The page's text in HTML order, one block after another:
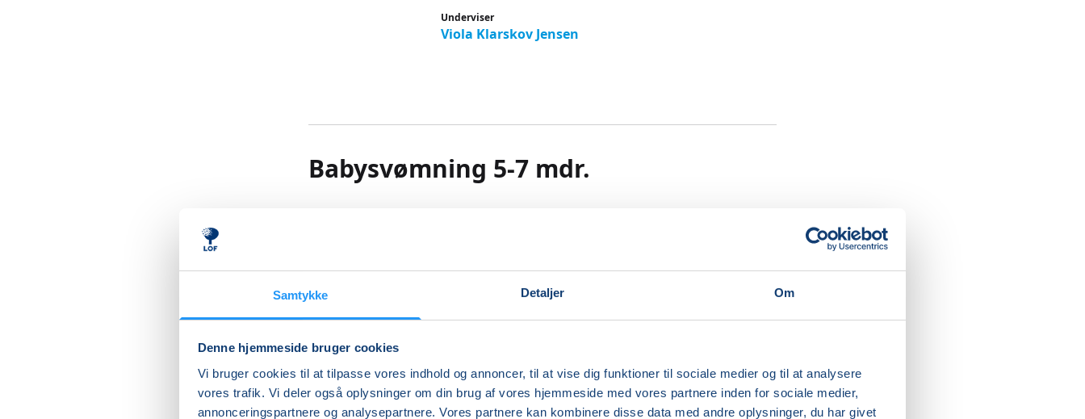
Samtykke Detaljer Om
Denne hjemmeside bruger cookies
Vi bruger cookies til at tilpasse vores indhold og annoncer, til at vise dig funktioner til sociale medier og til at analysere
vores trafik. Vi deler også oplysninger om din brug af vores hjemmeside med vores partnere inden for sociale medier,
annonceringspartnere og analysepartnere. Vores partnere kan kombinere disse data med andre oplysninger, du har givet
Underviser
Viola Klarskov Jensen
Babysvømning 5-7 mdr.
samvær i det våde element med træning af sikkerhed, balance, position og
understøttelse i vand. Trygheden højnes undervejs både for barn og voksen,
imens der leges, udforskes og udfordres. Vi starter roligt op og når
børnenes tempo, så alle kan opleve glæden, styrken og velværet ved at
bevæge sig i vand. Forskellige sange indgår naturligt i undervisningen.